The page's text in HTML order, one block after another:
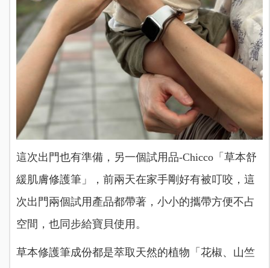
這次出門也有準備，另一個試用品-Chicco「草本舒
緩肌膚修護筆」，前兩天在家手剛好有被叮咬，這
次出門兩個試用產品都帶著，小小的攜帶方便不占
空間，也同步給寶貝使用。
草本修護筆成份都是萃取天然的植物「花椒、山竺